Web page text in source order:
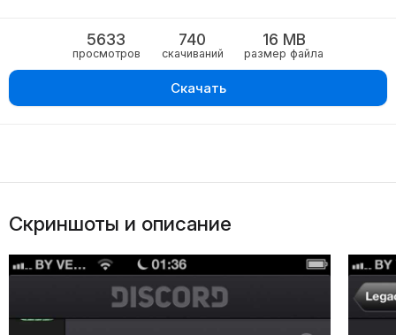
5633
просмотров
740
скачиваний
16 MB
размер файла
Скачать
Скриншоты и описание